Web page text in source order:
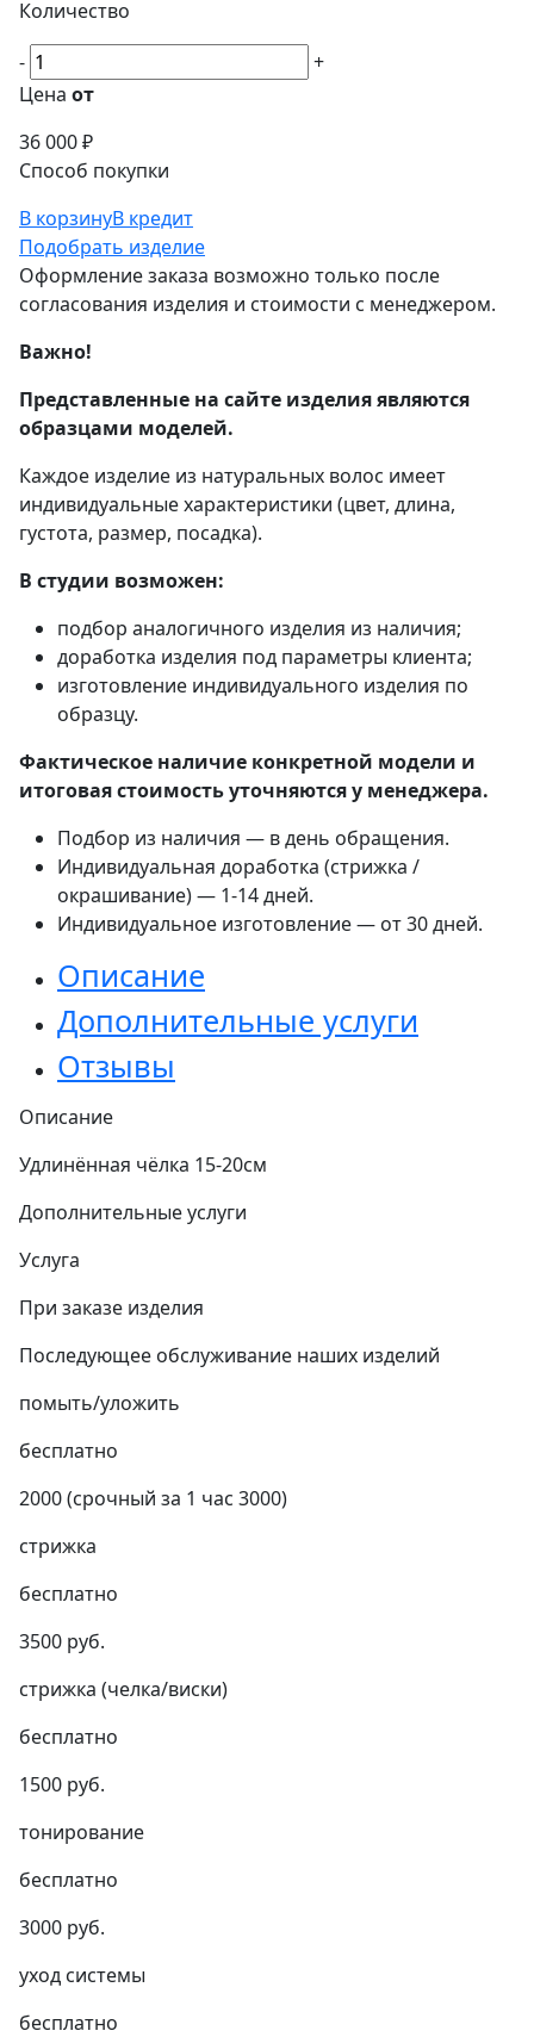
Количество
-
+
Цена от
36 000 ₽
Способ покупки
В корзинуВ кредит
Подобрать изделие
Оформление заказа возможно только после
согласования изделия и стоимости с менеджером.
Важно!
Представленные на сайте изделия являются
образцами моделей.
Каждое изделие из натуральных волос имеет
индивидуальные характеристики (цвет, длина,
густота, размер, посадка).
В студии возможен:
подбор аналогичного изделия из наличия;
доработка изделия под параметры клиента;
изготовление индивидуального изделия по
образцу.
Фактическое наличие конкретной модели и
итоговая стоимость уточняются у менеджера.
Подбор из наличия — в день обращения.
Индивидуальная доработка (стрижка /
окрашивание) — 1-14 дней.
Индивидуальное изготовление — от 30 дней.
Описание
Дополнительные услуги
Отзывы
Описание
Удлинённая чёлка 15-20см
Дополнительные услуги
Услуга
При заказе изделия
Последующее обслуживание наших изделий
помыть/уложить
бесплатно
2000 (срочный за 1 час 3000)
стрижка
бесплатно
3500 руб.
стрижка (челка/виски)
бесплатно
1500 руб.
тонирование
бесплатно
3000 руб.
уход системы
бесплатно